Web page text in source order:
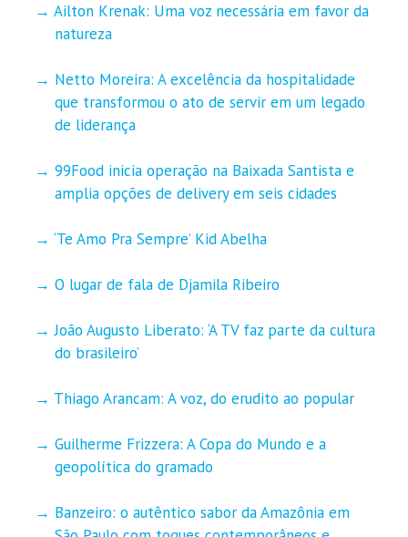
Ailton Krenak: Uma voz necessária em favor da
natureza
Netto Moreira: A excelência da hospitalidade
que transformou o ato de servir em um legado
de liderança
99Food inicia operação na Baixada Santista e
amplia opções de delivery em seis cidades
‘Te Amo Pra Sempre’ Kid Abelha
O lugar de fala de Djamila Ribeiro
João Augusto Liberato: ‘A TV faz parte da cultura
do brasileiro’
Thiago Arancam: A voz, do erudito ao popular
Guilherme Frizzera: A Copa do Mundo e a
geopolítica do gramado
Banzeiro: o autêntico sabor da Amazônia em